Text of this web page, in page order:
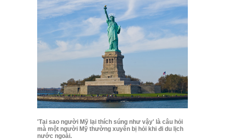
'Tại sao người Mỹ lại thích súng như vậy' là câu hỏi
mà một người Mỹ thường xuyên bị hỏi khi đi du lịch
nước ngoài.